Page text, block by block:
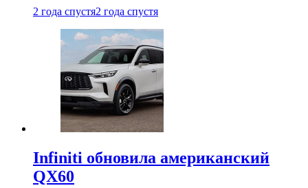
2 года спустя2 года спустя
Infiniti обновила американский
QX60